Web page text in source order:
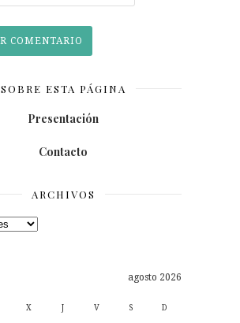
SOBRE ESTA PÁGINA
Presentación
Contacto
ARCHIVOS
agosto 2026
X J V S D